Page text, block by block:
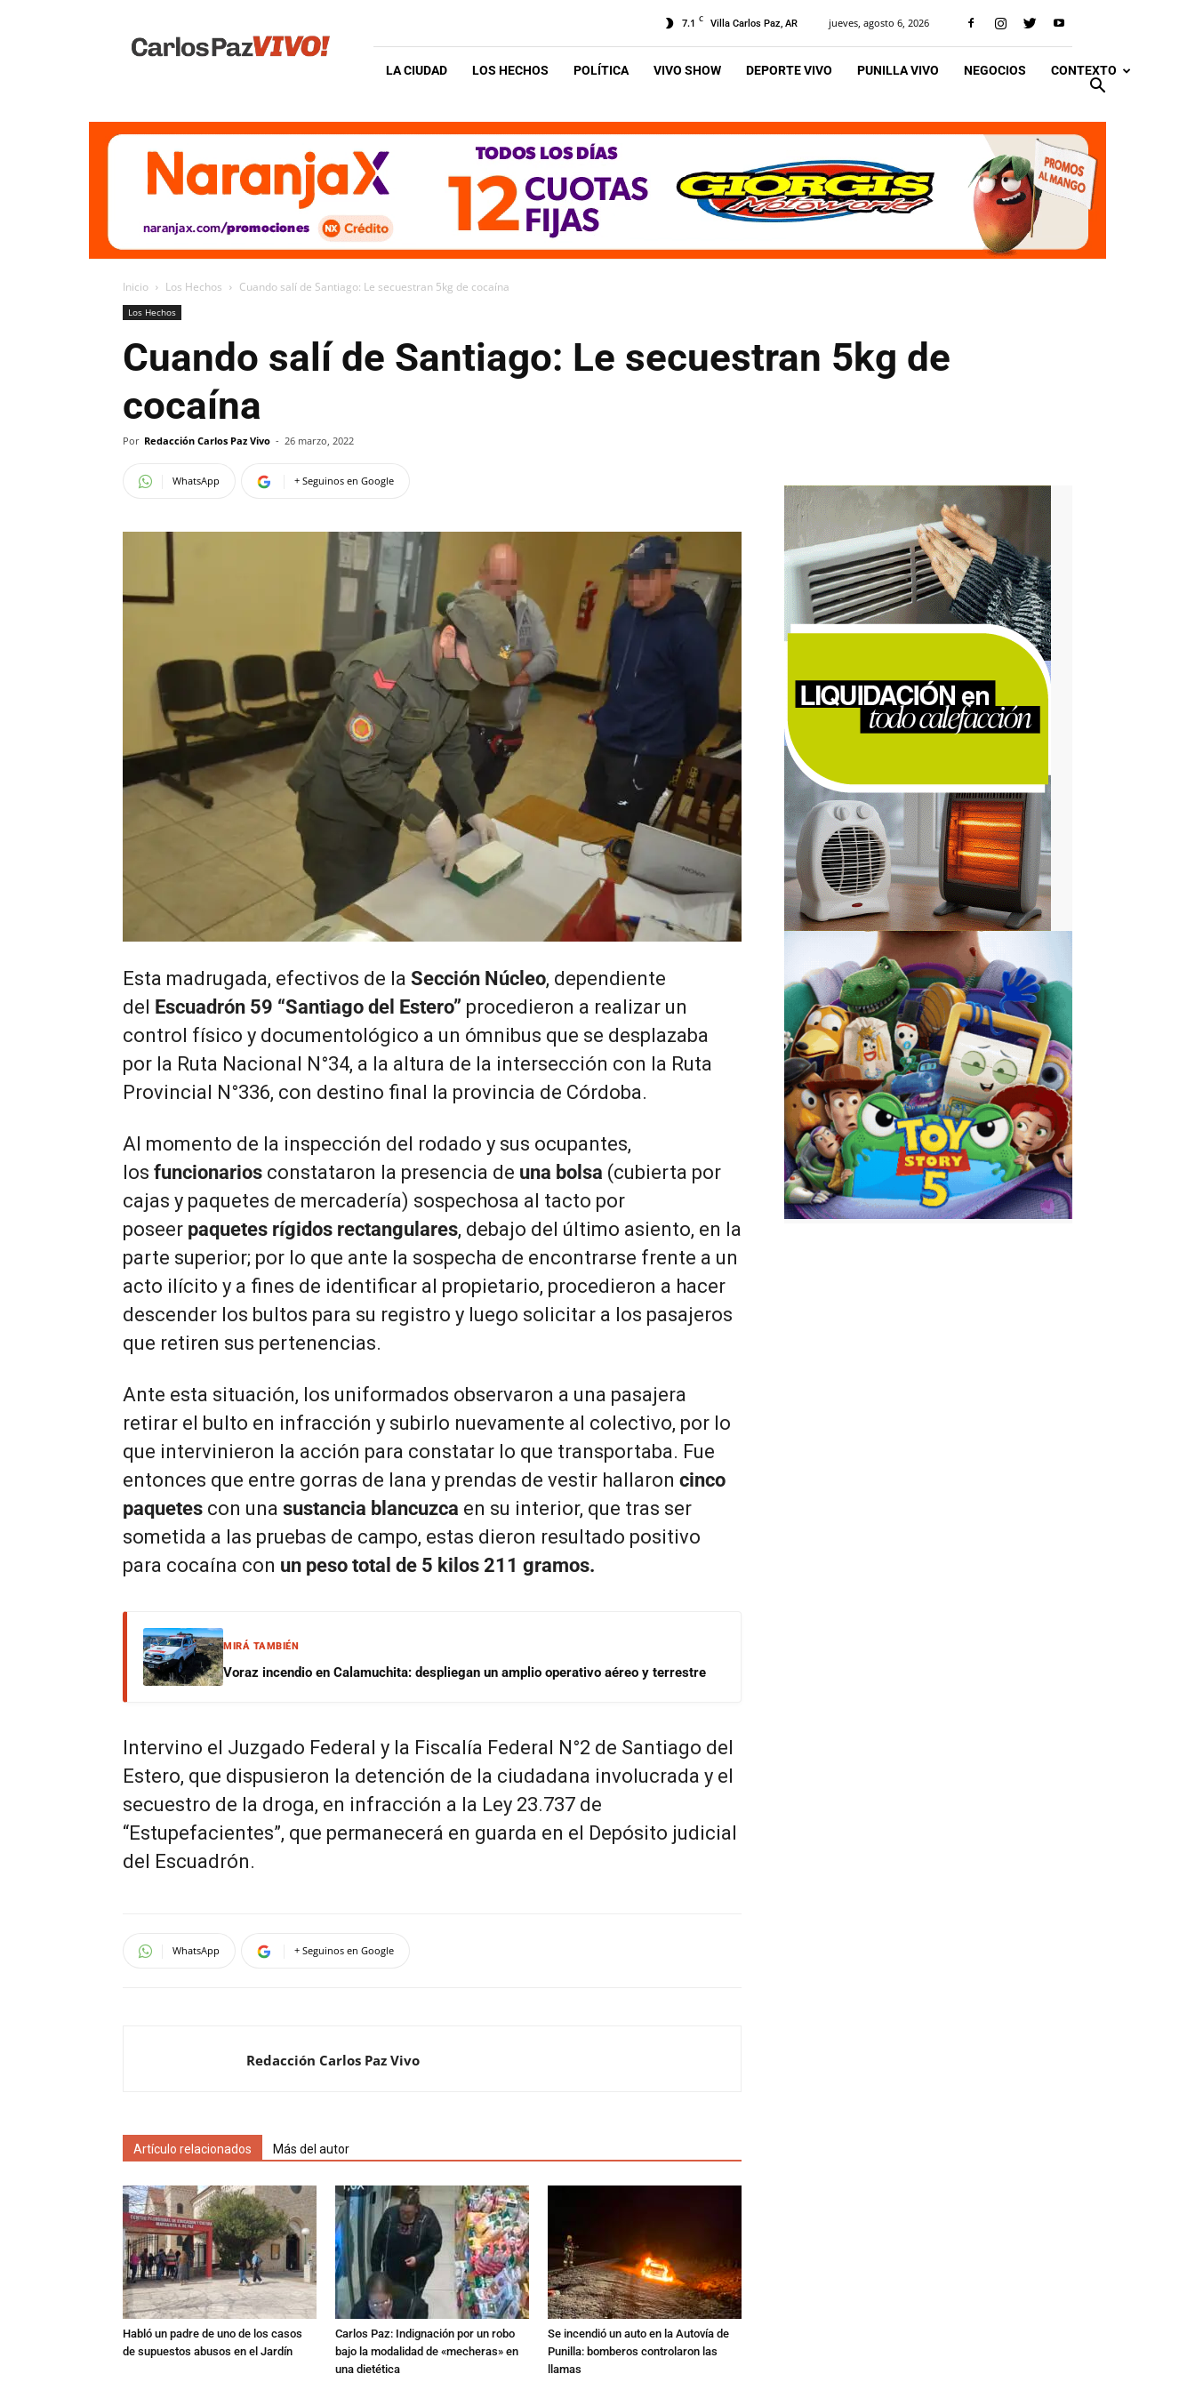
Vivo
7.1 C Villa Carlos Paz, AR jueves, agosto 6, 2026
LA CIUDAD LOS HECHOS POLÍTICA VIVO SHOW DEPORTE VIVO PUNILLA VIVO NEGOCIOS CONTEXTO
Inicio Los Hechos Cuando salí de Santiago: Le secuestran 5kg de cocaína
Los Hechos
Cuando salí de Santiago: Le secuestran 5kg de
cocaína
Por Redacción Carlos Paz Vivo - 26 marzo, 2022
WhatsApp + Seguinos en Google
Esta madrugada, efectivos de la Sección Núcleo, dependiente
del Escuadrón 59 “Santiago del Estero” procedieron a realizar un
control físico y documentológico a un ómnibus que se desplazaba
por la Ruta Nacional N°34, a la altura de la intersección con la Ruta
Provincial N°336, con destino final la provincia de Córdoba.
Al momento de la inspección del rodado y sus ocupantes,
los funcionarios constataron la presencia de una bolsa (cubierta por
cajas y paquetes de mercadería) sospechosa al tacto por
poseer paquetes rígidos rectangulares, debajo del último asiento, en la
parte superior; por lo que ante la sospecha de encontrarse frente a un
acto ilícito y a fines de identificar al propietario, procedieron a hacer
descender los bultos para su registro y luego solicitar a los pasajeros
que retiren sus pertenencias.
Ante esta situación, los uniformados observaron a una pasajera
retirar el bulto en infracción y subirlo nuevamente al colectivo, por lo
que intervinieron la acción para constatar lo que transportaba. Fue
entonces que entre gorras de lana y prendas de vestir hallaron cinco
paquetes con una sustancia blancuzca en su interior, que tras ser
sometida a las pruebas de campo, estas dieron resultado positivo
para cocaína con un peso total de 5 kilos 211 gramos.
MIRÁ TAMBIÉN
Voraz incendio en Calamuchita: despliegan un amplio operativo aéreo y terrestre
Intervino el Juzgado Federal y la Fiscalía Federal N°2 de Santiago del
Estero, que dispusieron la detención de la ciudadana involucrada y el
secuestro de la droga, en infracción a la Ley 23.737 de
“Estupefacientes”, que permanecerá en guarda en el Depósito judicial
del Escuadrón.
WhatsApp + Seguinos en Google
Redacción Carlos Paz Vivo
Artículo relacionados Más del autor
Habló un padre de uno de los casos
de supuestos abusos en el Jardín
Carlos Paz: Indignación por un robo
bajo la modalidad de «mecheras» en
una dietética
Se incendió un auto en la Autovía de
Punilla: bomberos controlaron las
llamas